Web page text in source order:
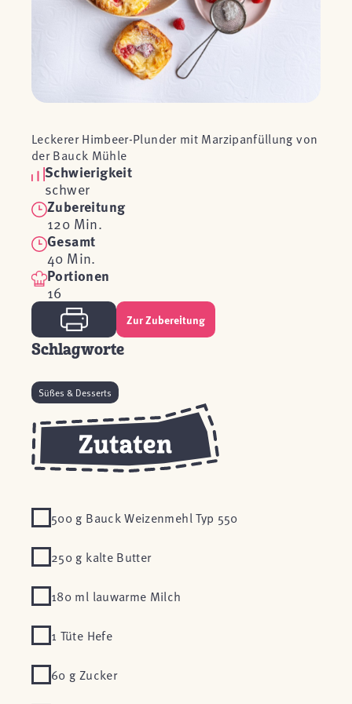
Leckerer Himbeer-Plunder mit Marzipanfüllung von
der Bauck Mühle
Schwierigkeit
schwer
Zubereitung
120 Min.
Gesamt
40 Min.
Portionen
16
Zur Zubereitung
Schlagworte
Süßes & Desserts
500 g Bauck Weizenmehl Typ 550
250 g kalte Butter
180 ml lauwarme Milch
1 Tüte Hefe
60 g Zucker